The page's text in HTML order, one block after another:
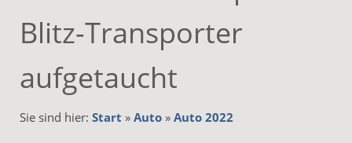
Blitz-Transporter
aufgetaucht
Sie sind hier: Start » Auto » Auto 2022